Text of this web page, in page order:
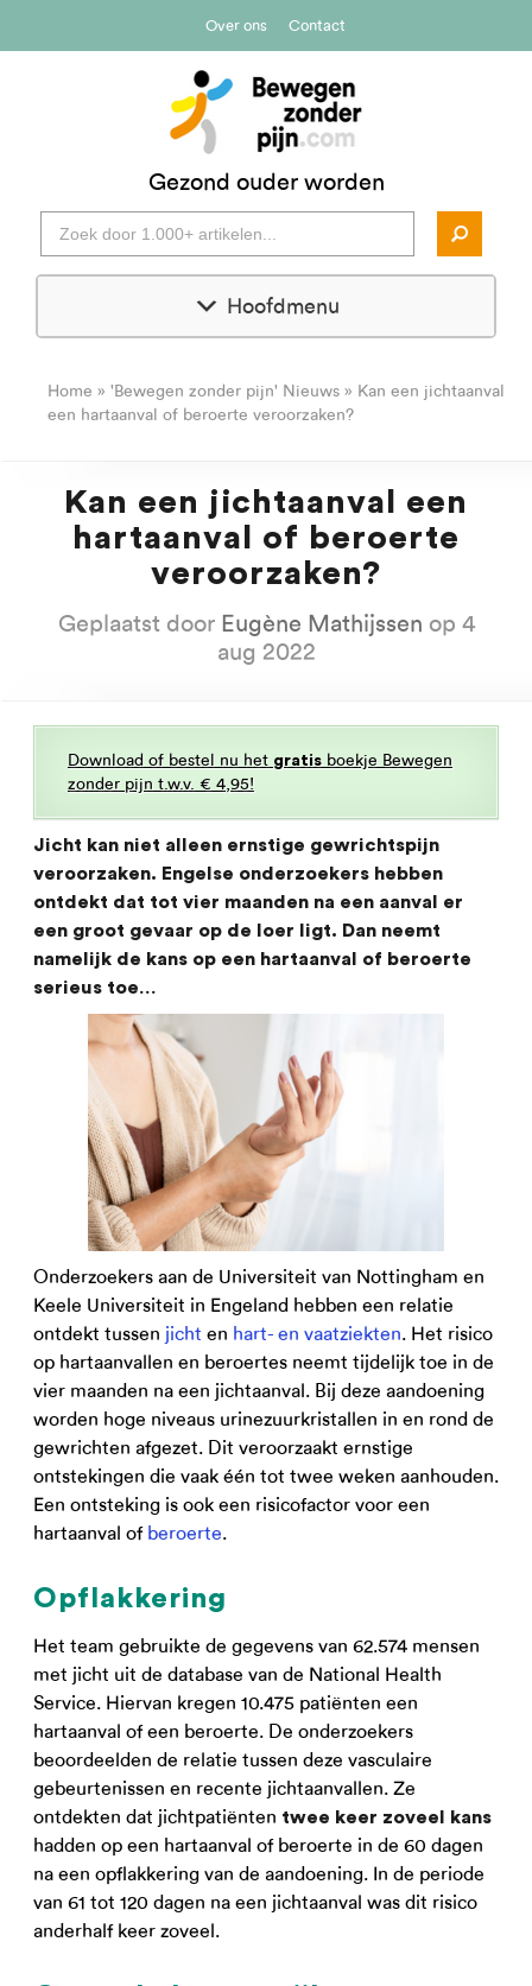
Over ons Contact
Gezond ouder worden
Hoofdmenu
Home » 'Bewegen zonder pijn' Nieuws » Kan een jichtaanval
een hartaanval of beroerte veroorzaken?
Kan een jichtaanval een
hartaanval of beroerte
veroorzaken?
Geplaatst door Eugène Mathijssen op 4
aug 2022
Download of bestel nu het gratis boekje Bewegen
zonder pijn t.w.v. € 4,95!
Jicht kan niet alleen ernstige gewrichtspijn
veroorzaken. Engelse onderzoekers hebben
ontdekt dat tot vier maanden na een aanval er
een groot gevaar op de loer ligt. Dan neemt
namelijk de kans op een hartaanval of beroerte
serieus toe…
Onderzoekers aan de Universiteit van Nottingham en
Keele Universiteit in Engeland hebben een relatie
ontdekt tussen jicht en hart- en vaatziekten. Het risico
op hartaanvallen en beroertes neemt tijdelijk toe in de
vier maanden na een jichtaanval. Bij deze aandoening
worden hoge niveaus urinezuurkristallen in en rond de
gewrichten afgezet. Dit veroorzaakt ernstige
ontstekingen die vaak één tot twee weken aanhouden.
Een ontsteking is ook een risicofactor voor een
hartaanval of beroerte.
Opflakkering
Het team gebruikte de gegevens van 62.574 mensen
met jicht uit de database van de National Health
Service. Hiervan kregen 10.475 patiënten een
hartaanval of een beroerte. De onderzoekers
beoordeelden de relatie tussen deze vasculaire
gebeurtenissen en recente jichtaanvallen. Ze
ontdekten dat jichtpatiënten twee keer zoveel kans
hadden op een hartaanval of beroerte in de 60 dagen
na een opflakkering van de aandoening. In de periode
van 61 tot 120 dagen na een jichtaanval was dit risico
anderhalf keer zoveel.